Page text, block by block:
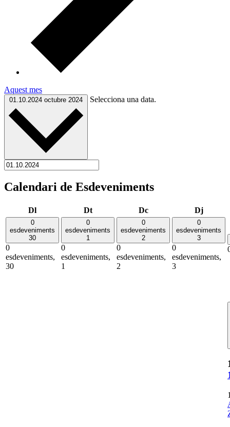
Aquest mes
01.10.2024 octubre 2024 Selecciona una data.
Calendari de Esdeveniments
DlDilluns DtDimarts DcDimecres DjDijous
0
esdeveniments
30
0
esdeveniments,
30
0
esdeveniments
1
0
esdeveniments,
1
0
esdeveniments
2
0
esdeveniments,
2
0
esdeveniments
3
0
esdeveniments,
3